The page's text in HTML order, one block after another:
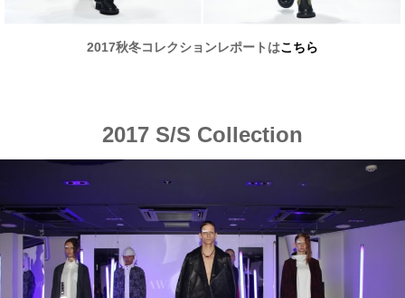
2017秋冬コレクションレポートはこちら
2017 S/S Collection